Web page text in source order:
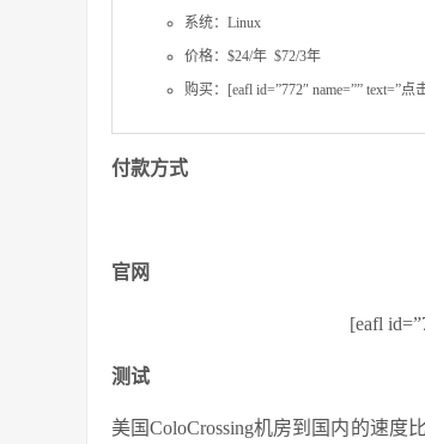
系统：Linux
价格：$24/年 $72/3年
购买：[eafl id=”772″ name=”” text=”点
付款方式
官网
[eafl
测试
美国ColoCrossing机房到国内的速